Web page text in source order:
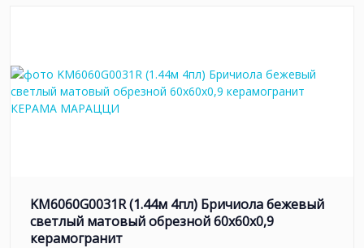
KM6060G0031R (1.44м 4пл) Бричиола бежевый
светлый матовый обрезной 60x60x0,9
керамогранит